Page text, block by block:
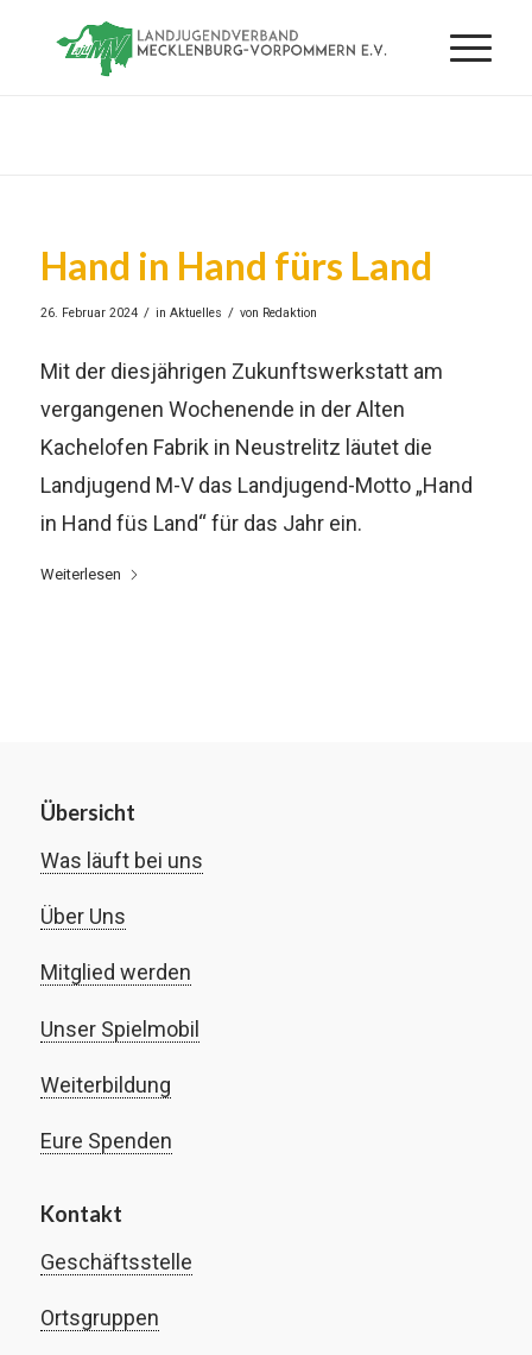
Hand in Hand fürs Land
26. Februar 2024 / in Aktuelles / von Redaktion
Mit der diesjährigen Zukunftswerkstatt am
vergangenen Wochenende in der Alten
Kachelofen Fabrik in Neustrelitz läutet die
Landjugend M-V das Landjugend-Motto „Hand
in Hand füs Land“ für das Jahr ein.
Weiterlesen
Übersicht
Was läuft bei uns
Über Uns
Mitglied werden
Unser Spielmobil
Weiterbildung
Eure Spenden
Kontakt
Geschäftsstelle
Ortsgruppen